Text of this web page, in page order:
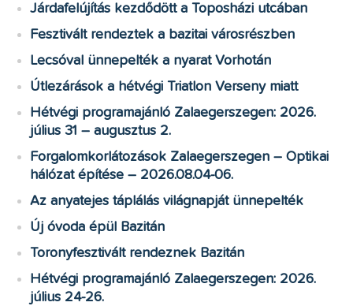
Járdafelújítás kezdődött a Toposházi utcában
Fesztivált rendeztek a bazitai városrészben
Lecsóval ünnepelték a nyarat Vorhotán
Útlezárások a hétvégi Triatlon Verseny miatt
Hétvégi programajánló Zalaegerszegen: 2026.
július 31 – augusztus 2.
Forgalomkorlátozások Zalaegerszegen – Optikai
hálózat építése – 2026.08.04-06.
Az anyatejes táplálás világnapját ünnepelték
Új óvoda épül Bazitán
Toronyfesztivált rendeznek Bazitán
Hétvégi programajánló Zalaegerszegen: 2026.
július 24-26.